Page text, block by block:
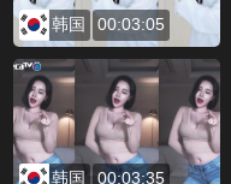
韩国 00:03:05
韩国 00:03:35